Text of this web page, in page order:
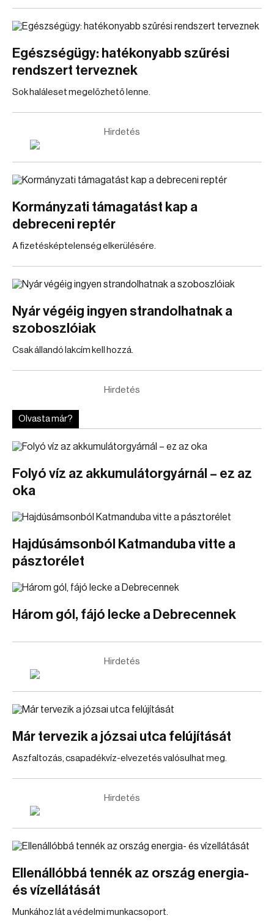
Egészségügy: hatékonyabb szűrési
rendszert terveznek
Sok haláleset megelőzhető lenne.
Hirdetés
Kormányzati támagatást kap a
debreceni reptér
A fizetésképtelenség elkerülésére.
Nyár végéig ingyen strandolhatnak a
szoboszlóiak
Csak állandó lakcím kell hozzá.
Hirdetés
Olvasta már?
Folyó víz az akkumulátorgyárnál – ez az
oka
Hajdúsámsonból Katmanduba vitte a
pásztorélet
Három gól, fájó lecke a Debrecennek
Hirdetés
Már tervezik a józsai utca felújítását
Aszfaltozás, csapadékvíz-elvezetés valósulhat meg.
Hirdetés
Ellenállóbbá tennék az ország energia-
és vízellátását
Munkához lát a védelmi munkacsoport.